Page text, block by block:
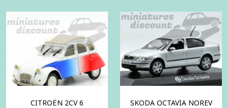
CITROËN 2CV 6
SKODA OCTAVIA NOREV